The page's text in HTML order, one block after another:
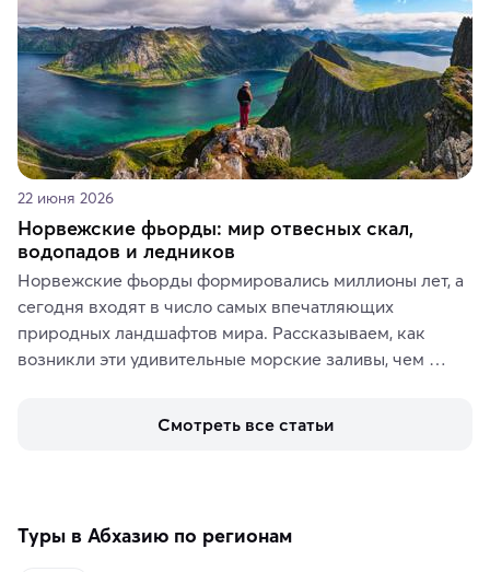
22 июня 2026
Норвежские фьорды: мир отвесных скал,
водопадов и ледников
Норвежские фьорды формировались миллионы лет, а
сегодня входят в число самых впечатляющих
природных ландшафтов мира. Рассказываем, как
возникли эти удивительные морские заливы, чем
включить в маршрут по Норвегии.
Смотреть все статьи
Туры в Абхазию по регионам